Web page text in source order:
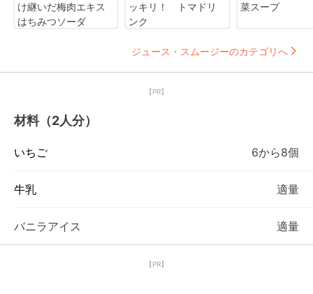
け継いだ梅肉エキス
はちみつソーダ
ッキリ！ トマドリ
ンク
菜スープ
ジュース・スムージーのカテゴリへ
【PR】
材料（2人分）
いちご 6から8個
牛乳 適量
バニラアイス 適量
【PR】